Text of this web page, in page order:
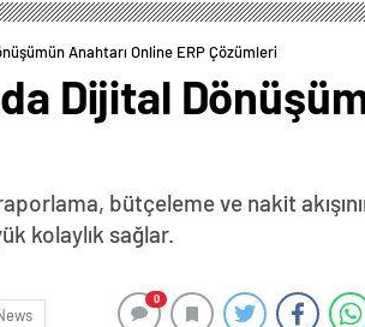
Anahtarı Online ERP Çözümleri
Dijital
bütçeleme ve nakit
kolaylık sağlar.
0